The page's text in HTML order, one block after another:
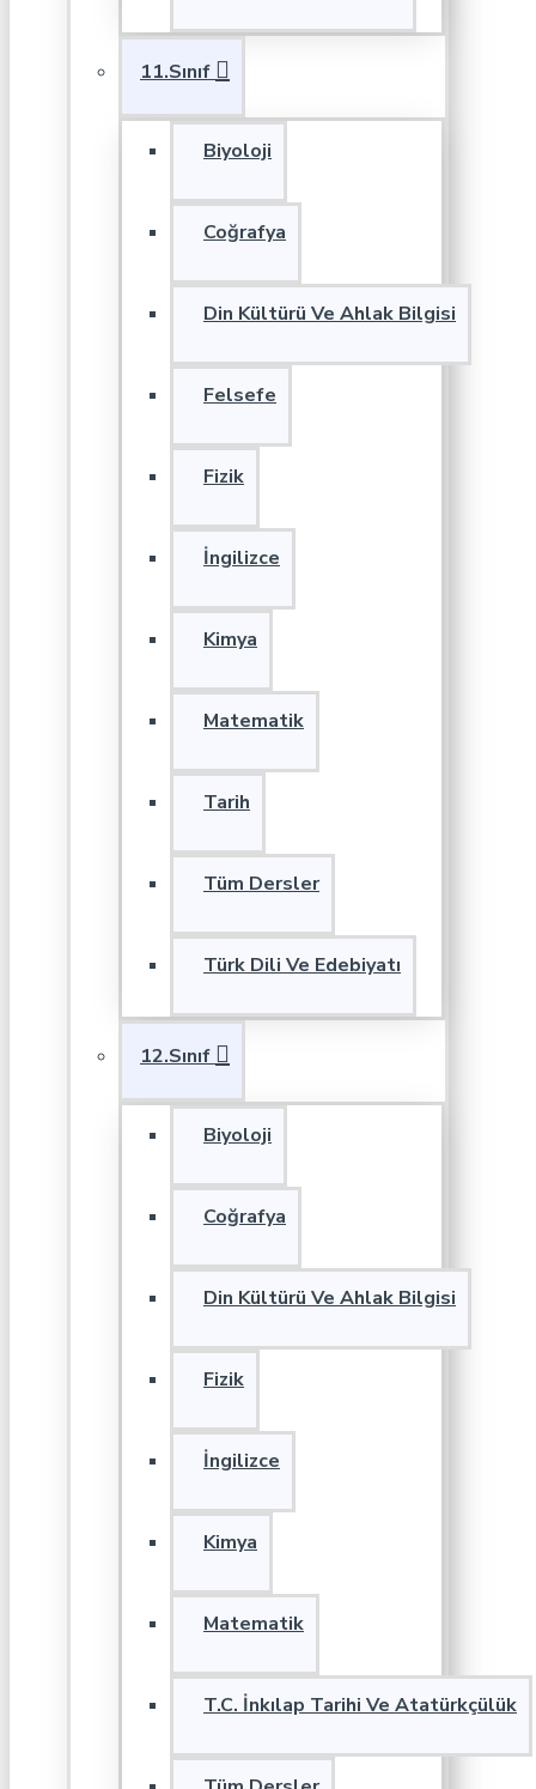
11.Sınıf
Biyoloji
Coğrafya
Din Kültürü Ve Ahlak Bilgisi
Felsefe
Fizik
İngilizce
Kimya
Matematik
Tarih
Tüm Dersler
Türk Dili Ve Edebiyatı
12.Sınıf
Biyoloji
Coğrafya
Din Kültürü Ve Ahlak Bilgisi
Fizik
İngilizce
Kimya
Matematik
T.C. İnkılap Tarihi Ve Atatürkçülük